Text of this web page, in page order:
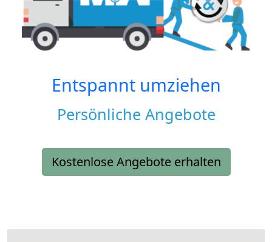
Entspannt umziehen
Persönliche Angebote
Kostenlose Angebote erhalten